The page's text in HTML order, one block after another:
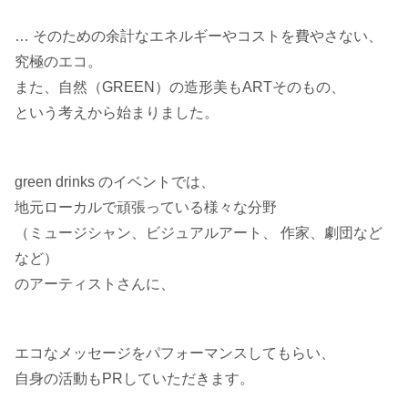
… そのための余計なエネルギーやコストを費やさない、
究極のエコ。
また、自然（GREEN）の造形美もARTそのもの、
という考えから始まりました。
green drinks のイベントでは、
地元ローカルで頑張っている様々な分野
（ミュージシャン、ビジュアルアート、 作家、劇団など
など）
のアーティストさんに、
エコなメッセージをパフォーマンスしてもらい、
自身の活動もPRしていただきます。